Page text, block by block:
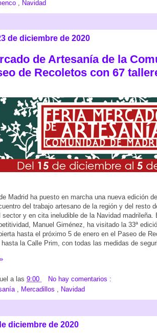
, Navidad
de diciembre de 2020
de Artesanía de la
de Recoletos con 67
Madrid ha puesto en marcha una nueva edición
del trabajo artesano de la región y del resto
sector y en cita ineludible de la Navidad madrileña.
Manuel Giménez, ha visitado la 33ª
hasta el próximo 5 de enero en el Paseo de
hasta la Calle Prim, con todas las medidas de
a las 9:00
No hay comentarios :
Mercadillos Navidad
diciembre de 2020